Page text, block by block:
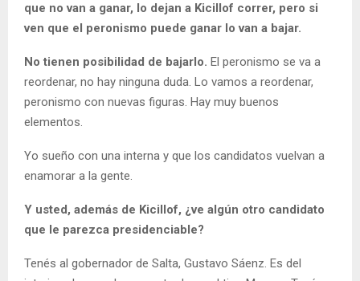
que no van a ganar, lo dejan a Kicillof correr, pero si
ven que el peronismo puede ganar lo van a bajar.
No tienen posibilidad de bajarlo. El peronismo se va a
reordenar, no hay ninguna duda. Lo vamos a reordenar,
peronismo con nuevas figuras. Hay muy buenos
elementos.
Yo sueño con una interna y que los candidatos vuelvan a
enamorar a la gente.
Y usted, además de Kicillof, ¿ve algún otro candidato
que le parezca presidenciable?
Tenés al gobernador de Salta, Gustavo Sáenz. Es del